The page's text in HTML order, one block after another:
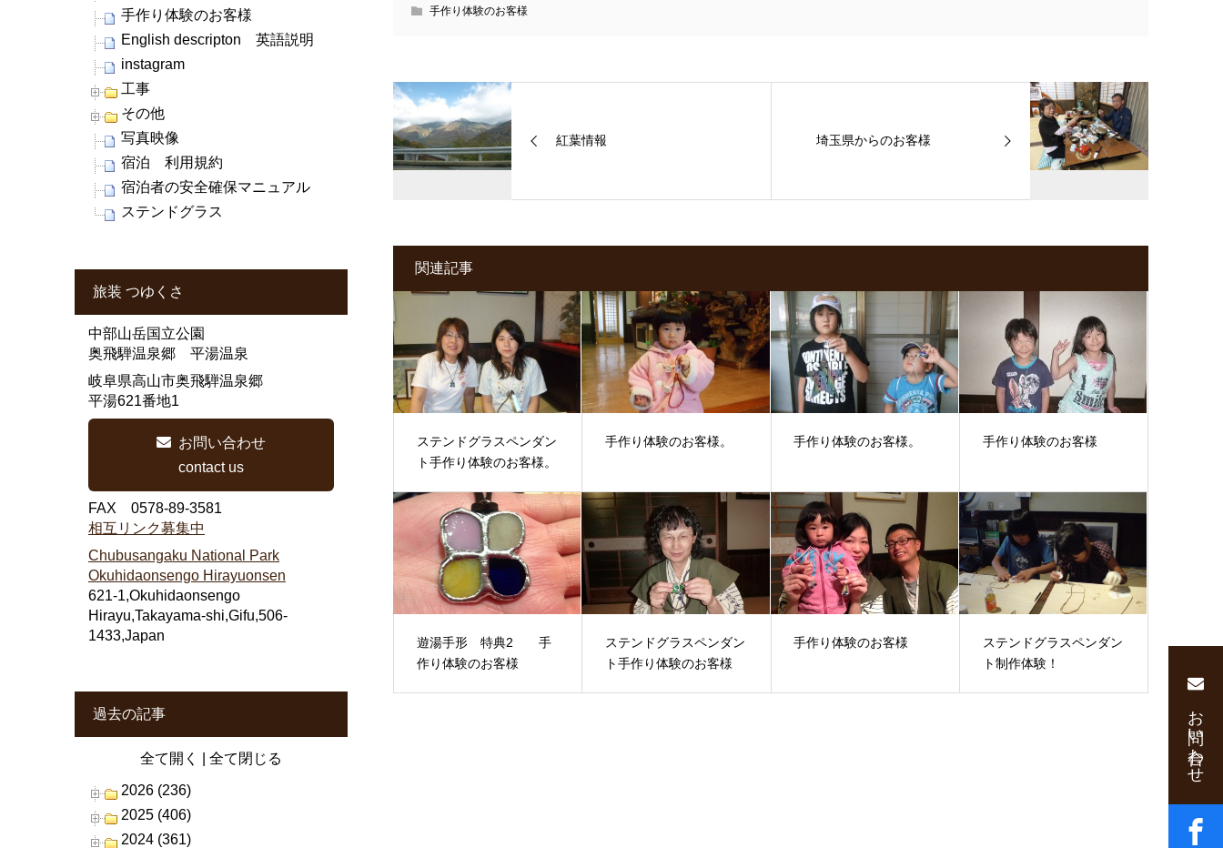
手作り体験のお客様
紅葉情報 埼玉県からのお客様
関連記事
ステンドグラスペンダン
ト手作り体験のお客様。
手作り体験のお客様。 手作り体験のお客様。 手作り体験のお客様
遊湯手形 特典2 手
作り体験のお客様
ステンドグラスペンダン
ト手作り体験のお客様
手作り体験のお客様
ステンドグラスペンダン
ト制作体験！
手作り体験のお客様
English descripton 英語説明
instagram
工事
その他
写真映像
宿泊 利用規約
宿泊者の安全確保マニュアル
ステンドグラス
旅装 つゆくさ
中部山岳国立公園
奥飛騨温泉郷 平湯温泉
岐阜県高山市奥飛騨温泉郷
平湯621番地1
お問い合わせ
contact us
FAX 0578-89-3581
相互リンク募集中
Chubusangaku National Park
Okuhidaonsengo Hirayuonsen
621-1,Okuhidaonsengo
Hirayu,Takayama-shi,Gifu,506-
1433,Japan
過去の記事
全て開く 全て閉じる
2026 (236)
2025 (406)
2024 (361)
お問い合わせ